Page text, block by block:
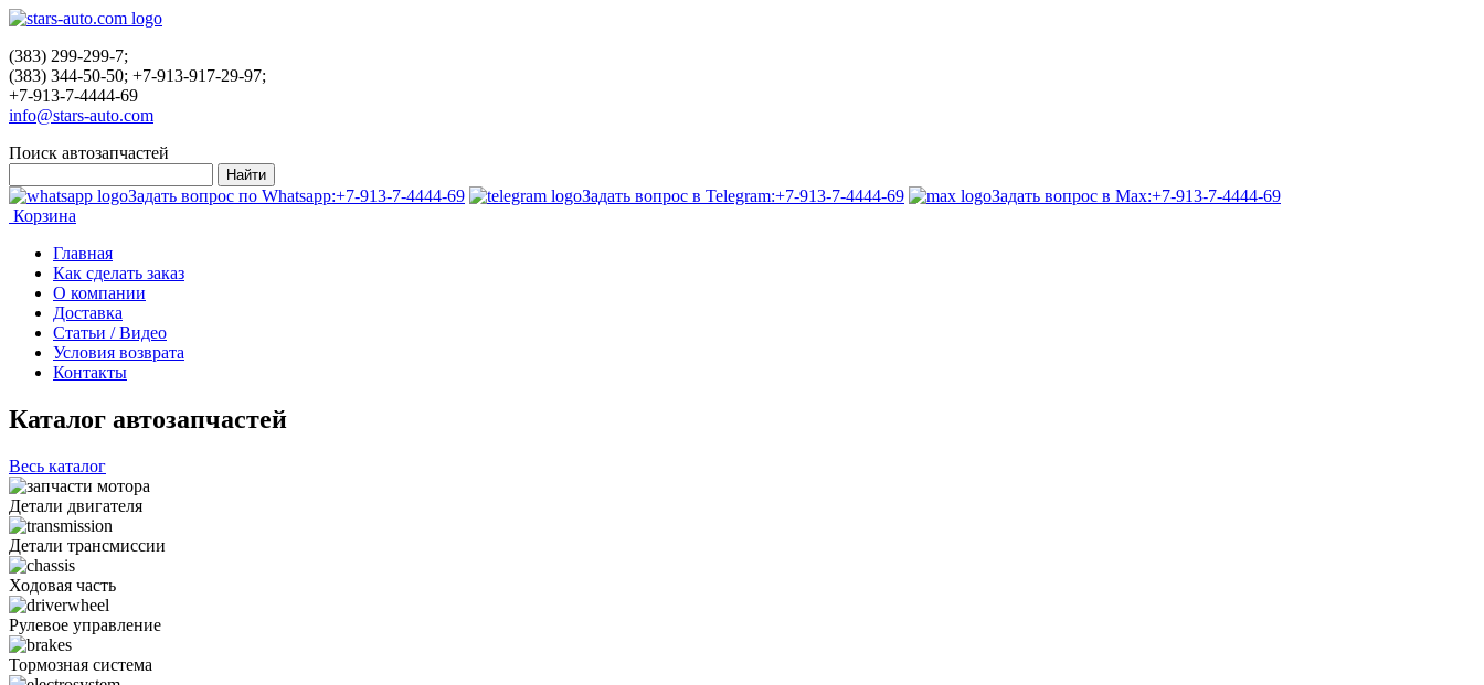
(383) 299-299-7;
(383) 344-50-50; +7-913-917-29-97;
+7-913-7-4444-69
info@stars-auto.com
Поиск автозапчастей
Задать вопрос по Whatsapp:+7-913-7-4444-69 Задать вопрос в Telegram:+7-913-7-4444-69 Задать вопрос в Max:+7-913-7-4444-69
Корзина
Главная
Как сделать заказ
О компании
Доставка
Статьи / Видео
Условия возврата
Контакты
Каталог автозапчастей
Весь каталог
Детали двигателя
Детали трансмиссии
Ходовая часть
Рулевое управление
Тормозная система